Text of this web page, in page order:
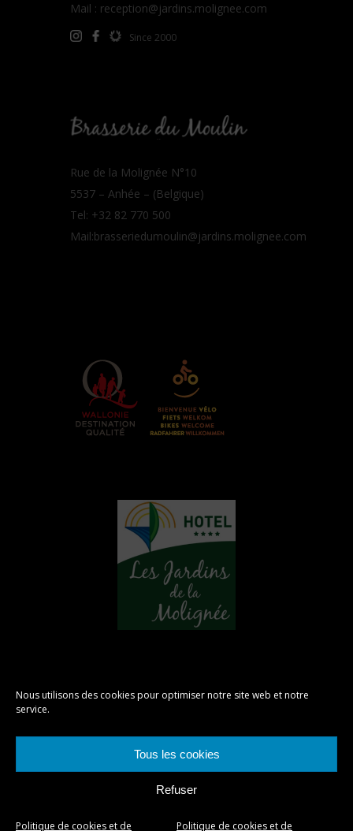
Nous utilisons des cookies pour optimiser notre site web et notre
service.
Tous les cookies
Refuser
Politique de cookies et de Politique de cookies et de
Mail : reception@jardins.molignee.com
Since 2000
Rue de la Molignée N°10
5537 – Anhée – (Belgique)
Tel: +32 82 770 500
Mail:brasseriedumoulin@jardins.molignee.com
Hotel des Jardins de la Molignée - 2025 -
Développeur